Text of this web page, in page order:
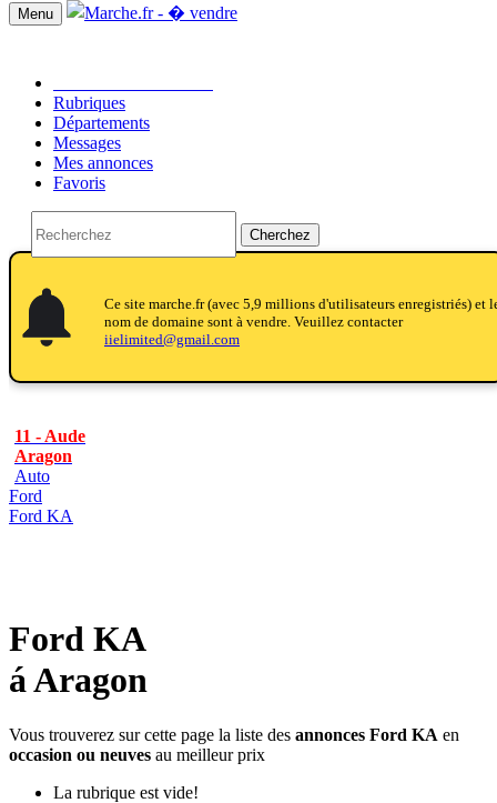
Menu
Rubriques
Départements
Messages
Mes annonces
Favoris
Cherchez
Ce site marche.fr (avec 5,9 millions d'utilisateurs enregistriés) et
nom de domaine sont à vendre. Veuillez contacter
iielimited@gmail.com
11 - Aude
Aragon
Auto
Ford
Ford KA
Ford KA
á Aragon
Vous trouverez sur cette page la liste des annonces Ford KA en
occasion ou neuves au meilleur prix
La rubrique est vide!